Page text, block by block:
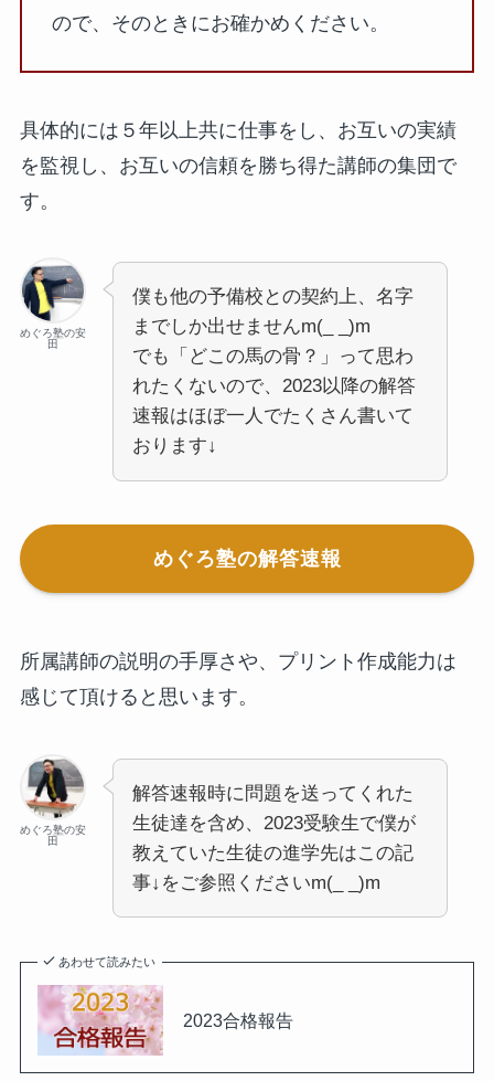
ので、そのときにお確かめください。
具体的には５年以上共に仕事をし、お互いの実績
を監視し、お互いの信頼を勝ち得た講師の集団で
す。
めぐろ塾の安
田
僕も他の予備校との契約上、名字
までしか出せませんm(_ _)m
でも「どこの馬の骨？」って思わ
れたくないので、2023以降の解答
速報はほぼ一人でたくさん書いて
おります↓
めぐろ塾の解答速報
所属講師の説明の手厚さや、プリント作成能力は
感じて頂けると思います。
めぐろ塾の安
田
解答速報時に問題を送ってくれた
生徒達を含め、2023受験生で僕が
教えていた生徒の進学先はこの記
事↓をご参照くださいm(_ _)m
あわせて読みたい
2023合格報告